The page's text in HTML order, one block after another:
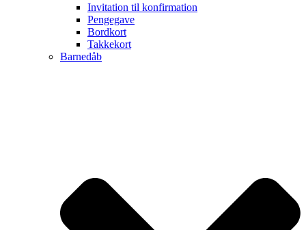
Invitation til konfirmation
Pengegave
Bordkort
Takkekort
Barnedåb